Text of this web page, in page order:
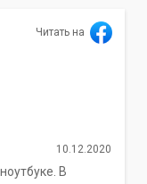
Читать на
10.12.2020
В